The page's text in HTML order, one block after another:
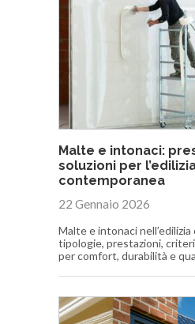
Malte e intonaci:
soluzioni per
contemporanea
22 Gennaio 2026
Malte e intonaci
tipologie, prestazioni,
per comfort, durabilità e